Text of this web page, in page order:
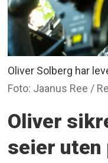
Oliver Solberg har
Foto: Jaanus Ree /
Oliver
seier uten